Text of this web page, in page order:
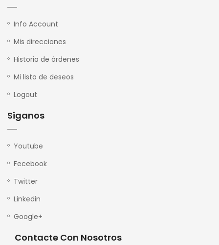
Info Account
Mis direcciones
Historia de órdenes
Mi lista de deseos
Logout
Siganos
Youtube
Fecebook
Twitter
Linkedin
Google+
Contacte Con Nosotros